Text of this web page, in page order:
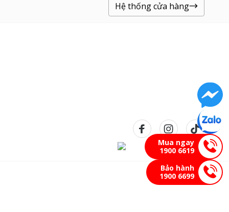
Mua ngay
1900 6619
Bảo hành
1900 6699
Hệ thống cửa hàng